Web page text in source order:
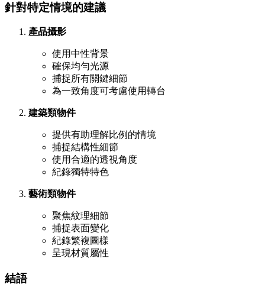
針對特定情境的建議
產品攝影
使用中性背景
確保均勻光源
捕捉所有關鍵細節
為一致角度可考慮使用轉台
建築類物件
提供有助理解比例的情境
捕捉結構性細節
使用合適的透視角度
紀錄獨特特色
藝術類物件
聚焦紋理細節
捕捉表面變化
紀錄繁複圖樣
呈現材質屬性
結語